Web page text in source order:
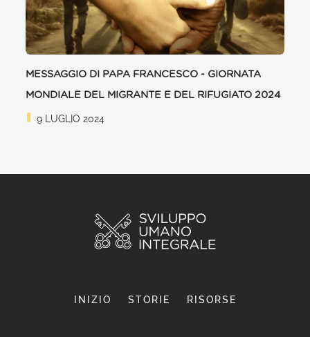
MESSAGGIO DI PAPA FRANCESCO - GIORNATA
MONDIALE DEL MIGRANTE E DEL RIFUGIATO 2024
9 LUGLIO 2024
INIZIO STORIE RISORSE